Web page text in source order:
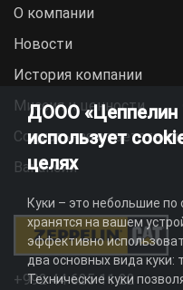
О компании
Новости
История компании
Миссия и ценности
Социальная
Вакансии
+992 44 625 11 22
ДООО «Цеппелин
использует
целях
Куки – это небольшие
хранятся на вашем
эффективно
два основных вида куки:
Технические куки